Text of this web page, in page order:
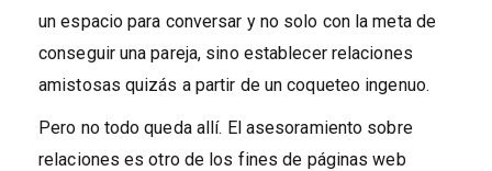
un espacio para conversar y no solo con la meta de
conseguir una pareja, sino establecer relaciones
amistosas quizás a partir de un coqueteo ingenuo.
Pero no todo queda allí. El asesoramiento sobre
relaciones es otro de los fines de páginas web